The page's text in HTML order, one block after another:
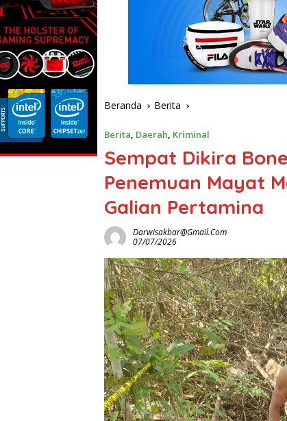
Beranda Berita
Berita, Daerah, Kriminal
Sempat Dikira
Penemuan Mayat
Galian Pertamina
Darwisakbar@gmail.com
07/07/2026